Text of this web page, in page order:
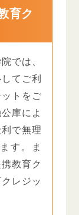
育ク
では、
てご利
トをご
庫によ
利で無理
す。ま
教育ク
レジッ